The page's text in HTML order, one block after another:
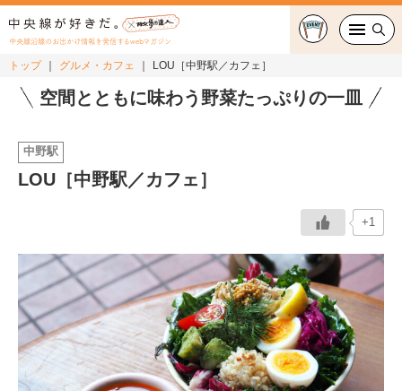
中央線沿線のお出かけ情報を発信するwebマガジン
グルメ・カフェ
おでかけ
中央線カルチャー
特集
連載
トップ グルメ・カフェ LOU［中野駅／カフェ］
空間とともに味わう野菜たっぷりの一皿
中野駅
LOU［中野駅／カフェ］
+1